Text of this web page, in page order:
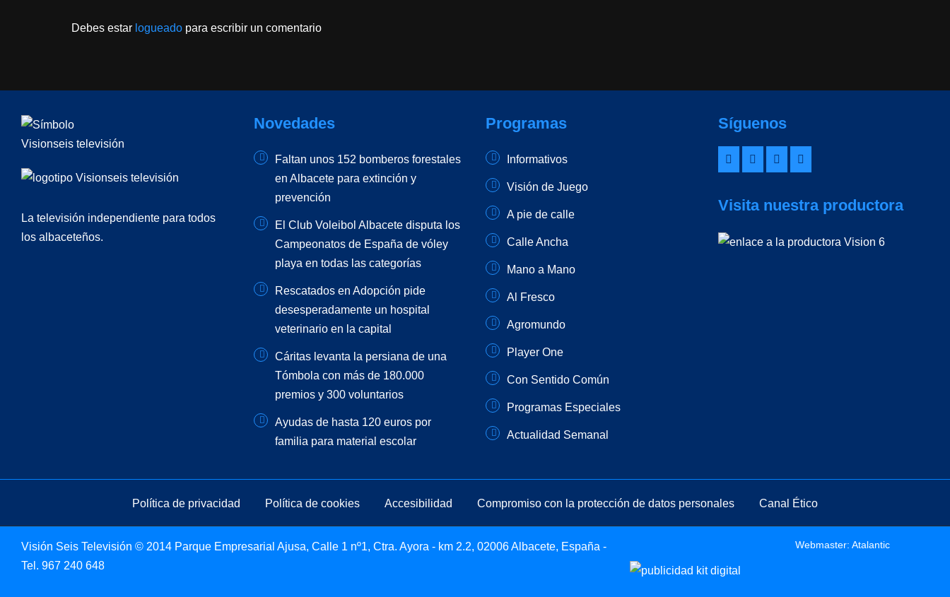
Debes estar logueado para escribir un comentario
La televisión independiente para todos
los albaceteños.
Novedades
Faltan unos 152 bomberos forestales
en Albacete para extinción y
prevención
El Club Voleibol Albacete disputa los
Campeonatos de España de vóley
playa en todas las categorías
Rescatados en Adopción pide
desesperadamente un hospital
veterinario en la capital
Cáritas levanta la persiana de una
Tómbola con más de 180.000
premios y 300 voluntarios
Ayudas de hasta 120 euros por
familia para material escolar
Programas
Informativos
Visión de Juego
A pie de calle
Calle Ancha
Mano a Mano
Al Fresco
Agromundo
Player One
Con Sentido Común
Programas Especiales
Actualidad Semanal
Síguenos
Visita nuestra productora
Política de privacidad Política de cookies Accesibilidad Compromiso con la protección de datos personales Canal Ético
Visión Seis Televisión © 2014 Parque Empresarial Ajusa, Calle 1 nº1, Ctra. Ayora - km 2.2, 02006 Albacete, España -
Tel. 967 240 648
Webmaster: Atalantic